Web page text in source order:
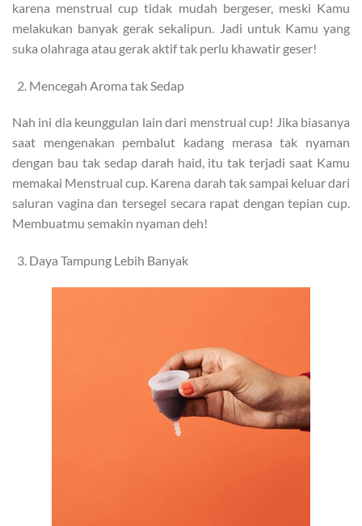
karena menstrual cup tidak mudah bergeser, meski Kamu
melakukan banyak gerak sekalipun. Jadi untuk Kamu yang
suka olahraga atau gerak aktif tak perlu khawatir geser!
Mencegah Aroma tak Sedap
Nah ini dia keunggulan lain dari menstrual cup! Jika biasanya
saat mengenakan pembalut kadang merasa tak nyaman
dengan bau tak sedap darah haid, itu tak terjadi saat Kamu
memakai Menstrual cup. Karena darah tak sampai keluar dari
saluran vagina dan tersegel secara rapat dengan tepian cup.
Membuatmu semakin nyaman deh!
Daya Tampung Lebih Banyak